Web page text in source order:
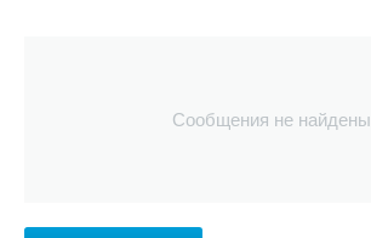
Сообщения не найдены